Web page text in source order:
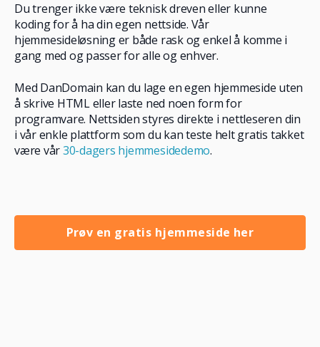
Du trenger ikke være teknisk dreven eller kunne
koding for å ha din egen nettside. Vår
hjemmesideløsning er både rask og enkel å komme i
gang med og passer for alle og enhver.
Med DanDomain kan du lage en egen hjemmeside uten
å skrive HTML eller laste ned noen form for
programvare. Nettsiden styres direkte i nettleseren din
i vår enkle plattform som du kan teste helt gratis takket
være vår30-dagers hjemmesidedemo.
Prøv en gratis hjemmeside her